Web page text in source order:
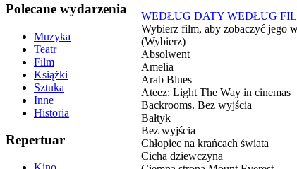
Polecane wydarzenia
Muzyka
Teatr
Film
Książki
Sztuka
Inne
Historia
Repertuar
WEDŁUG DATY WEDŁUG
Wybierz film, aby zobaczyć jego
(Wybierz)
Absolwent
Amelia
Arab Blues
Ateez: Light The Way in cinemas
Backrooms. Bez wyjścia
Bałtyk
Bez wyjścia
Chłopiec na krańcach świata
Cicha dziewczyna